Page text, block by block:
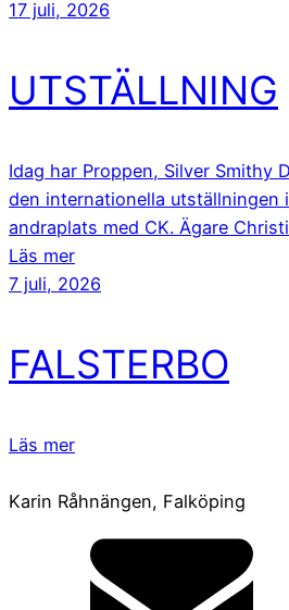
17 juli, 2026
UTSTÄLLNING
Idag har Proppen, Silver Smithy
den internationella utställningen
andraplats med CK. Ägare
Läs mer
7 juli, 2026
FALSTERBO
Läs mer
Karin Råhnängen, Falköping